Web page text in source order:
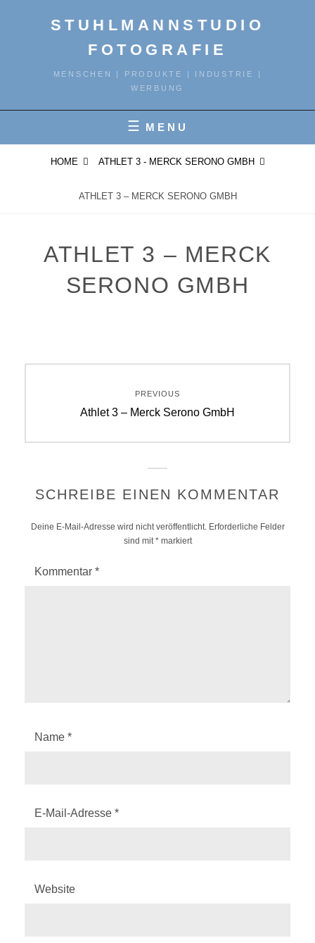
STUHLMANNSTUDIO
FOTOGRAFIE
MENSCHEN | PRODUKTE | INDUSTRIE |
WERBUNG
MENU
HOME ATHLET 3 - MERCK SERONO GMBH
ATHLET 3 – MERCK SERONO GMBH
ATHLET 3 – MERCK
SERONO GMBH
PREVIOUS
Previous
Athlet 3 – Merck Serono GmbH
SCHREIBE EINEN KOMMENTAR
Deine E-Mail-Adresse wird nicht veröffentlicht. Erforderliche Felder
sind mit*markiert
Kommentar *
Name *
E-Mail-Adresse *
Website